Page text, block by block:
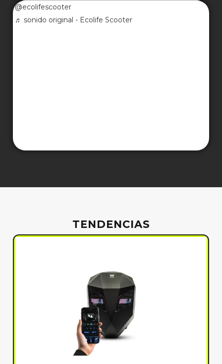
@ecolifescooter
♬ sonido original - Ecolife Scooter
TENDENCIAS